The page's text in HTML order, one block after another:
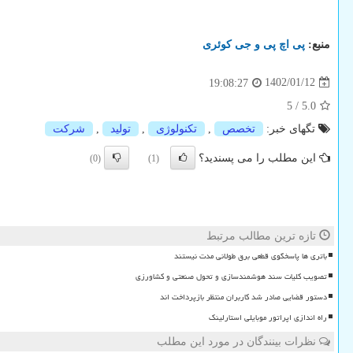
منبع: پی اچ پی و جی كوئری
1402/01/12
19:08:27
5.0
/
5
تگهای خبر:
تخصص , تكنولوژی , تولید , شركت
این مطلب را می پسندید؟ (1)
(0)
تازه ترین مطالب مرتبط
باتری ها پاسخگوی قطعی برق طولانی مدت نیستند
تصویب کلیات سند هوشمندسازی و تحول صنعتی و کشاورزی
دستور قضایی صادر شد کاربران منتظر بازپرداخت اند
راه اندازی اپراتور موبایلی استارلینک
نظرات بینندگان در مورد این مطلب